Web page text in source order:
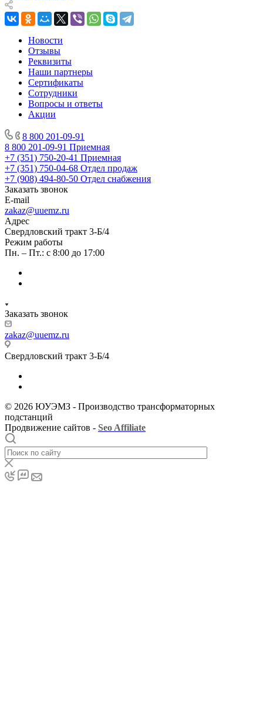
Новости
Отзывы
Реквизиты
Наши партнеры
Сертификаты
Сотрудники
Вопросы и ответы
Акции
8 800 201-09-91
8 800 201-09-91 Приемная
+7 (351) 750-20-41 Приемная
+7 (351) 750-04-68 Отдел продаж
+7 (908) 494-80-50 Отдел снабжения
Заказать звонок
E-mail
zakaz@uuemz.ru
Адрес
Свердловский тракт 3-Б/4
Режим работы
Пн. – Пт.: с 8:00 до 17:00
Заказать звонок
zakaz@uuemz.ru
Свердловский тракт 3-Б/4
© 2026 ЮУЭМЗ - Производство трансформаторных
подстанций
Продвижение сайтов - Seo Affiliate